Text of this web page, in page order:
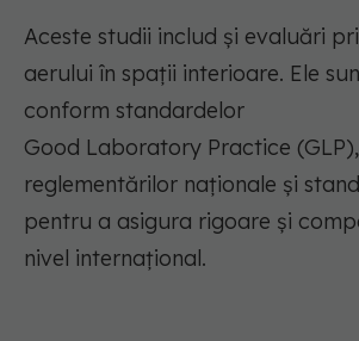
Aceste studii includ și evaluări
aerului în spații interioare. Ele
conform standardelor
Good Laboratory Practice (GLP),
reglementărilor naționale și
pentru a asigura rigoare și
nivel internațional.